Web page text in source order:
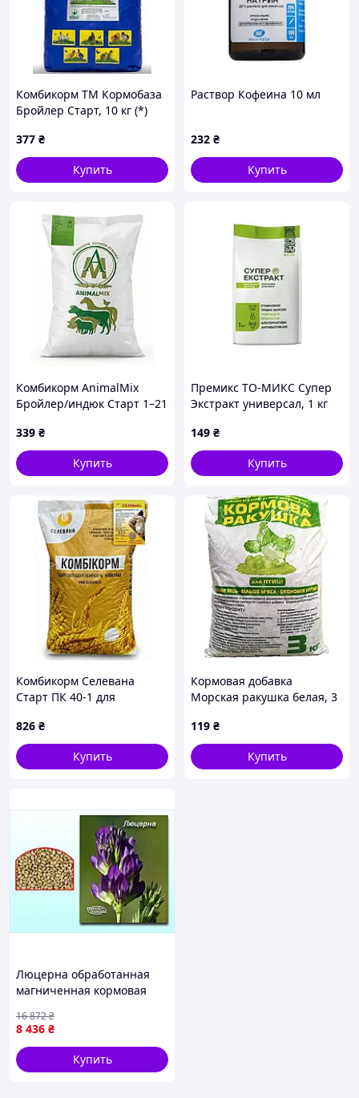
Комбикорм ТМ Кормобаза
Бройлер Старт, 10 кг (*)
377 ₴
Купить
Раствор Кофеина 10 мл
232 ₴
Купить
Комбикорм AnimalMix
Бройлер/индюк Старт 1–21
339 ₴
Купить
Премикс ТО-МИКС Супер
Экстракт универсал, 1 кг
149 ₴
Купить
Комбикорм Селевана
Старт ПК 40-1 для
кг (*)
826 ₴
Купить
Кормовая добавка
Морская ракушка белая, 3
119 ₴
Купить
Люцерна обработанная
магниченная кормовая
25 кг
8 436 ₴
16 872₴
Купить